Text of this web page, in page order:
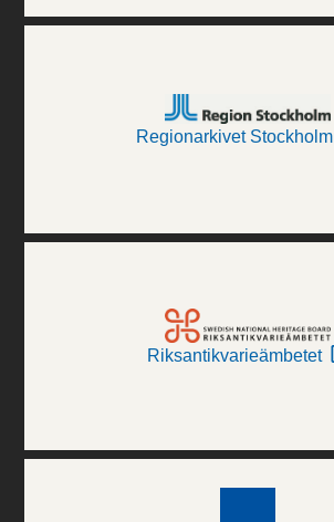
Regionarkivet Stockholm
Riksantikvarieämbetet